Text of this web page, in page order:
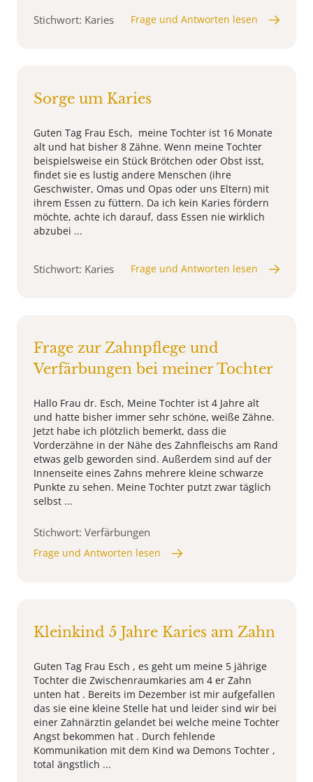
Stichwort: Karies Frage und Antworten lesen
Sorge um Karies
Guten Tag Frau Esch, meine Tochter ist 16 Monate
alt und hat bisher 8 Zähne. Wenn meine Tochter
beispielsweise ein Stück Brötchen oder Obst isst,
findet sie es lustig andere Menschen (ihre
Geschwister, Omas und Opas oder uns Eltern) mit
ihrem Essen zu füttern. Da ich kein Karies fördern
möchte, achte ich darauf, dass Essen nie wirklich
abzubei ...
Stichwort: Karies Frage und Antworten lesen
Frage zur Zahnpflege und
Verfärbungen bei meiner Tochter
Hallo Frau dr. Esch, Meine Tochter ist 4 Jahre alt
und hatte bisher immer sehr schöne, weiße Zähne.
Jetzt habe ich plötzlich bemerkt, dass die
Vorderzähne in der Nähe des Zahnfleischs am Rand
etwas gelb geworden sind. Außerdem sind auf der
Innenseite eines Zahns mehrere kleine schwarze
Punkte zu sehen. Meine Tochter putzt zwar täglich
selbst ...
Stichwort: Verfärbungen
Frage und Antworten lesen
Kleinkind 5 Jahre Karies am Zahn
Guten Tag Frau Esch , es geht um meine 5 jährige
Tochter die Zwischenraumkaries am 4 er Zahn
unten hat . Bereits im Dezember ist mir aufgefallen
das sie eine kleine Stelle hat und leider sind wir bei
einer Zahnärztin gelandet bei welche meine Tochter
Angst bekommen hat . Durch fehlende
Kommunikation mit dem Kind wa Demons Tochter ,
total ängstlich ...